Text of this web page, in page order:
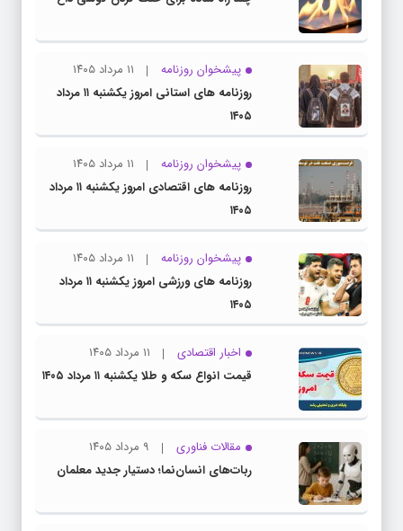
پیشخوان روزنامه
۱۱ مرداد ۱۴۰۵
روزنامه های استانی امروز یکشنبه ۱۱ مرداد
۱۴۰۵
پیشخوان روزنامه
۱۱ مرداد ۱۴۰۵
روزنامه های اقتصادی امروز یکشنبه ۱۱ مرداد
۱۴۰۵
پیشخوان روزنامه
۱۱ مرداد ۱۴۰۵
روزنامه های ورزشی امروز یکشنبه ۱۱ مرداد
۱۴۰۵
اخبار اقتصادی
۱۱ مرداد ۱۴۰۵
قیمت انواع سکه و طلا یکشنبه ۱۱ مرداد ۱۴۰۵
مقالات فناوری
۹ مرداد ۱۴۰۵
ربات‌های انسان‌نما؛ دستیار جدید معلمان